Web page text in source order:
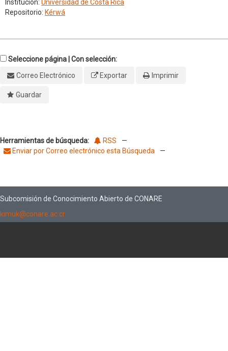
Institución: Universidad de Costa Rica
Repositorio: Kérwá
Seleccione página | Con selección:
Correo Electrónico
Exportar Imprimir
Guardar
Herramientas de búsqueda: RSS
—
Enviar por Correo electrónico esta Búsqueda
—
Subcomisión de Conocimiento Abierto de CONARE
kimuk@conare.ac.cr